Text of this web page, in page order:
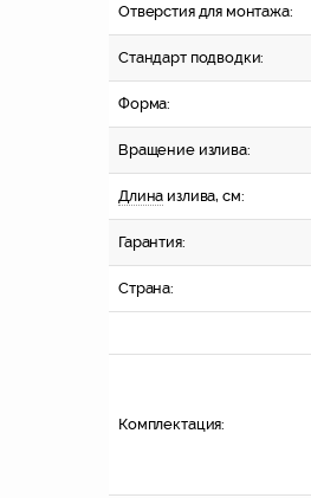
Отверстия для монтажа:
Стандарт подводки:
Форма:
Вращение излива:
Длина излива, см:
Гарантия:
Страна:
Комплектация: